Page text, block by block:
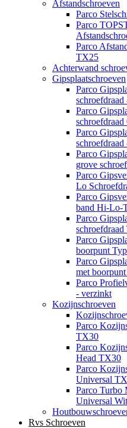
Afstandschroeven
Parco
Parco
Parco
TX25
Achterwand
Gipsplaatschroeven
Parco
Parco
Parco
schroefdraad
Parco
grove
Parco
Lo
Parco
band Hi-Lo-
Parco
Parco
boorpunt
Parco
met
Parco
- verzinkt
Kozijnschroeven
Parco
TX30
Parco
Head TX30
Parco
Universal
Parco Turbo
Universal
Rvs Schroeven